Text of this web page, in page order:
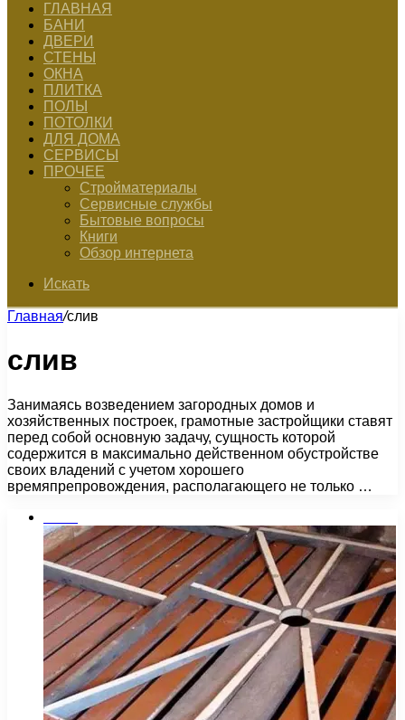
ГЛАВНАЯ
БАНИ
ДВЕРИ
СТЕНЫ
ОКНА
ПЛИТКА
ПОЛЫ
ПОТОЛКИ
ДЛЯ ДОМА
СЕРВИСЫ
ПРОЧЕЕ
Стройматериалы
Сервисные службы
Бытовые вопросы
Книги
Обзор интернета
Искать
Главная/слив
слив
Занимаясь возведением загородных домов и
хозяйственных построек, грамотные застройщики ставят
перед собой основную задачу, сущность которой
содержится в максимально действенном обустройстве
своих владений с учетом хорошего
времяпрепровождения, располагающего не только …